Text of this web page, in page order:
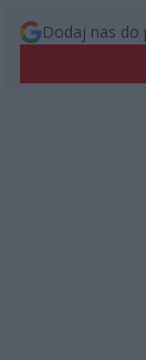
Dodaj nas do